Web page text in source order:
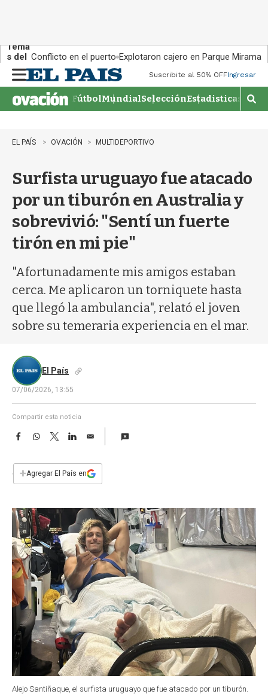
Tema
s del
día:
Conflicto en el puerto Explotaron cajero en Parque Miramar
n
u
Suscribite al 50% OFFIngresar
FútbolMundialSelecciónEstadisticas
M
o
r
b
EL PAÍS OVACIÓN MULTIDEPORTIVO
Surfista uruguayo fue atacado
por un tiburón en Australia y
sobrevivió: "Sentí un fuerte
tirón en mi pie"
"Afortunadamente mis amigos estaban
cerca. Me aplicaron un torniquete hasta
que llegó la ambulancia", relató el joven
sobre su temeraria experiencia en el mar.
El País
07/06/2026, 13:55
Compartir esta noticia
F
e
b
k
W
s
p
T
w
t
L
n
E
i
l
+Agregar El País en
Alejo Santiñaque, el surfista uruguayo que fue atacado por un tiburón.